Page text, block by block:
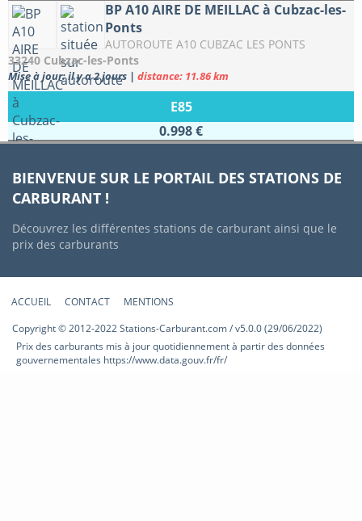
BP A10 AIRE DE MEILLAC à Cubzac-les-
Ponts
AUTOROUTE A10 CUBZAC LES PONTS
33240 Cubzac-les-Ponts
Mise à jour: il y a 2 jours | distance: 11.86 km
E85
0.998 €
BIENVENUE SUR LE PORTAIL DES STATIONS DE
CARBURANT !
Découvrez les différentes stations de carburant ainsi que le
prix des carburants
ACCUEIL CONTACT
MENTIONS
Copyright © 2012-2022 Stations-Carburant.com / v5.0.0 (29/06/2022)
Prix des carburants mis à jour quotidiennement à partir des données
gouvernementales https://www.data.gouv.fr/fr/